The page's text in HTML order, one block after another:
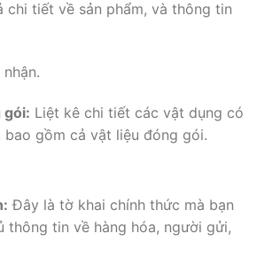
chi tiết về sản phẩm, và thông tin
gói: Liệt kê chi tiết các vật dụng có
bao gồm cả vật liệu đóng gói.
Đây là tờ khai chính thức mà bạn
thông tin về hàng hóa, người gửi,